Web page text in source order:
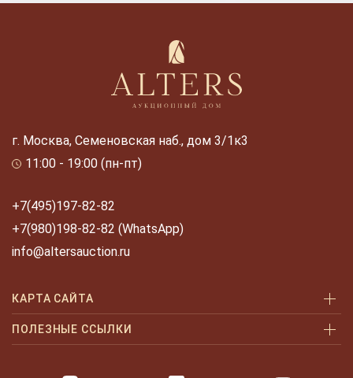
г. Москва, Семеновская наб., дом 3/1к3
11:00 - 19:00 (пн-пт)
+7(495)197-82-82
+7(980)198-82-82 (WhatsApp)
info@altersauction.ru
КАРТА САЙТА
Аукционы
ПОЛЕЗНЫЕ ССЫЛКИ